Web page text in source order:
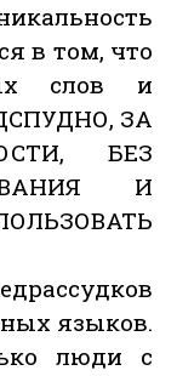
в том, что
слов и
ЗА
БЕЗ
И
языков.
люди с